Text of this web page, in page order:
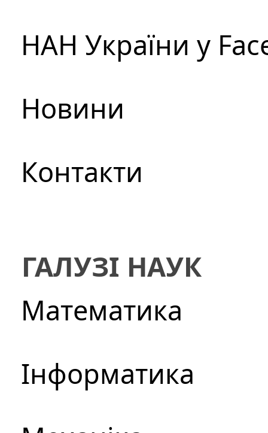
НАН України у
Новини
Контакти
ГАЛУЗІ НАУК
Математика
Інформатика